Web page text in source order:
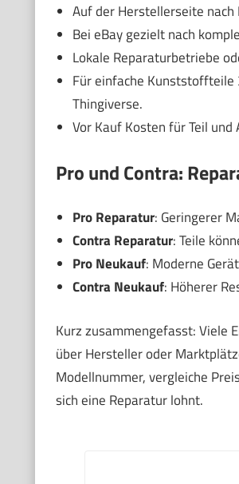
Auf der Herstellerseite
Bei eBay gezielt nach
Lokale Reparaturbetriebe
Für einfache
Thingiverse.
Vor Kauf Kosten für Teil
Pro und Contra:
Pro Reparatur: Geringerer
Contra Reparatur: Teile
Pro Neukauf: Moderne
Contra Neukauf: Höherer
Kurz zusammengefasst: Viele
über Hersteller oder
Modellnummer, vergleiche
sich eine Reparatur lohnt.